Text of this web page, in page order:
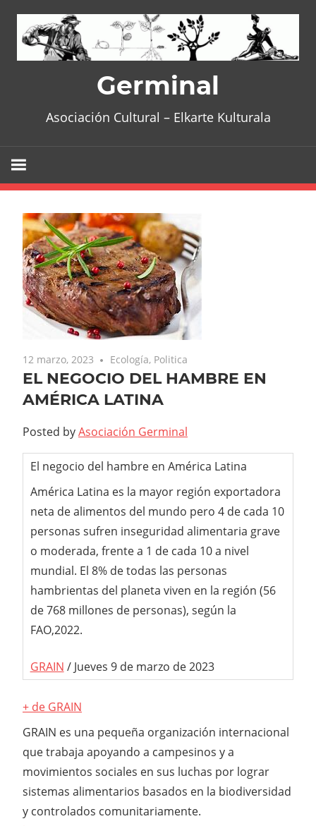
content
Germinal
Asociación Cultural – Elkarte Kulturala
12 marzo, 2023 Ecología, Politica
EL NEGOCIO DEL HAMBRE EN
AMÉRICA LATINA
Posted byAsociación Germinal
El negocio del hambre en América Latina
América Latina es la mayor región exportadora
neta de alimentos del mundo pero 4 de cada 10
personas sufren inseguridad alimentaria grave
o moderada, frente a 1 de cada 10 a nivel
mundial. El 8% de todas las personas
hambrientas del planeta viven en la región (56
de 768 millones de personas), según la
FAO,2022.
GRAIN / Jueves 9 de marzo de 2023
+ de GRAIN
GRAIN es una pequeña organización internacional
que trabaja apoyando a campesinos y a
movimientos sociales en sus luchas por lograr
sistemas alimentarios basados en la biodiversidad
y controlados comunitariamente.